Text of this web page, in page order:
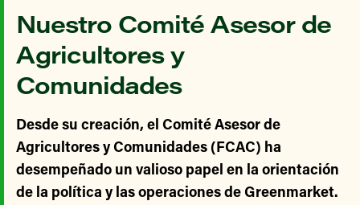
Nuestro Comité Asesor de
Agricultores y
Comunidades
Desde su creación, el Comité Asesor de
Agricultores y Comunidades (FCAC) ha
desempeñado un valioso papel en la orientación
de la política y las operaciones de Greenmarket.